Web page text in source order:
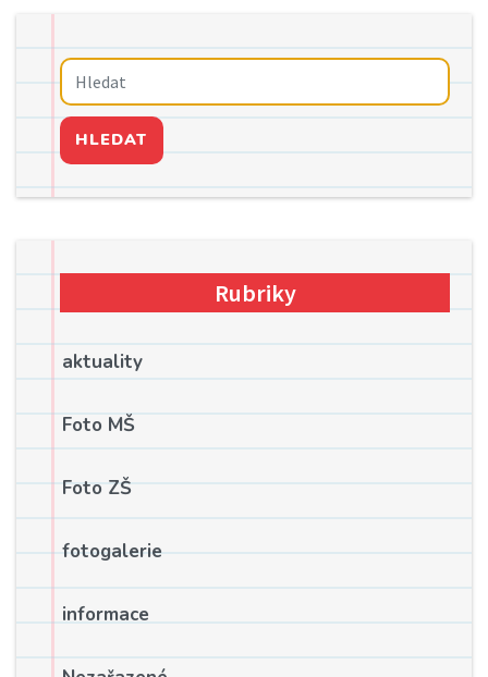
HLEDAT
Rubriky
aktuality
Foto MŠ
Foto ZŠ
fotogalerie
informace